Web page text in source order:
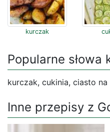
kurczak
Popularne słowa
kurczak, cukinia, ciasto
Inne przepisy z